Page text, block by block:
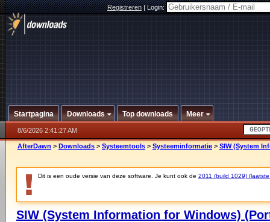
Registreren|Login:
Startpagina Downloads Top downloads Meer
8/6/2026 2:41:27 AM
AfterDawn > Downloads > Systeemtools > Systeeminformatie > SIW (System
Dit is een oude versie van deze software. Je kunt ook de 2011 (build 1029)
SIW (System Information for Windows)